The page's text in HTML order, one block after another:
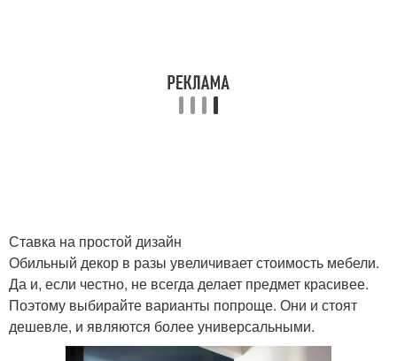
Ставка на простой дизайн
Обильный декор в разы увеличивает стоимость мебели.
Да и, если честно, не всегда делает предмет красивее.
Поэтому выбирайте варианты попроще. Они и стоят
дешевле, и являются более универсальными.